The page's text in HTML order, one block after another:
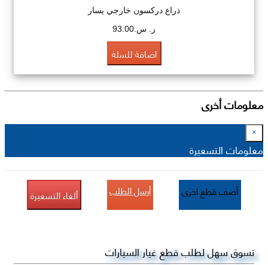
ذراع دركسون خارجي يسار
ر. س.93.00
اضافة للسلة
معلومات أخرى
×
معلومات التسعيرة
أضف قطع اخرى أرسل الطلب ألغاء التسعيرة
تسوق سهل لطلب قطع غيار السيارات